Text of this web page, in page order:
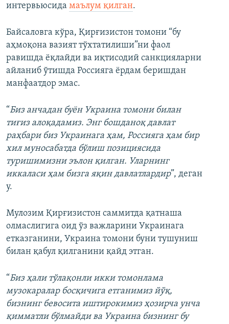
интервьюсида маълум қилган.
Байсаловга кўра, Қирғизистон томони “бу
аҳмоқона вазият тўхтатилиши”ни фаол
равишда ёқлайди ва иқтисодий санкцияларни
айланиб ўтишда Россияга ёрдам беришдан
манфаатдор эмас.
“Биз анчадан буён Украина томони билан
тиғиз алоқадамиз. Энг бошданоқ давлат
раҳбари биз Украинага ҳам, Россияга ҳам бир
хил муносабатда бўлиш позициясида
туришимизни эълон қилган. Уларнинг
иккаласи ҳам бизга яқин давлатлардир”, деган
у.
Мулозим Қирғизистон саммитда қатнаша
олмаслигига оид ўз важларини Украинага
етказганини, Украина томони буни тушуниш
билан қабул қилганини қайд этган.
“Биз ҳали тўлақонли икки томонлама
музокаралар босқичига етганимиз йўқ,
бизнинг бевосита иштирокимиз ҳозирча унча
қимматли бўлмайди ва Украина бизнинг бу